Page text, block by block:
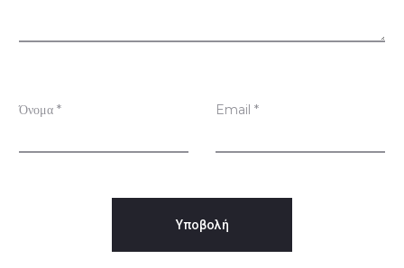
ε
ς
Όνομα * Email *